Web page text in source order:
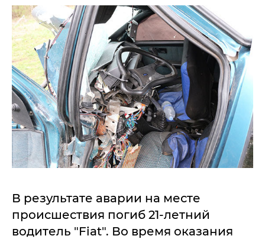
В результате аварии на месте
происшествия погиб 21-летний
водитель "Fiat". Во время оказания